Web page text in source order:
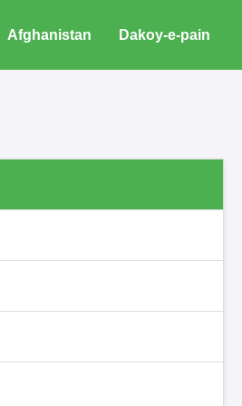
Afghanistan Dakoy-e-pain